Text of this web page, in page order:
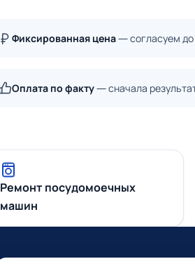
Фиксированная цена— согласуем до
Оплата по факту— сначала
Ремонт посудомоечных
машин